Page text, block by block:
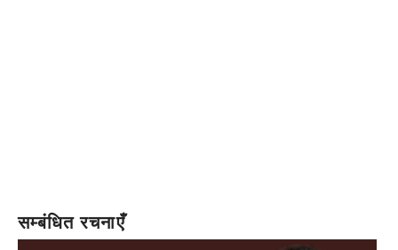
सम्बंधित रचनाएँ